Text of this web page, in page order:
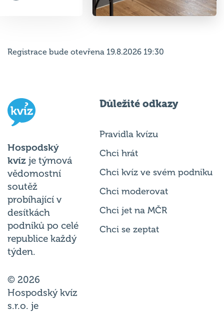
Registrace bude otevřena 19.8.2026 19:30
Hospodský
kvíz je týmová
vědomostní
soutěž
probíhající v
desítkách
podniků po celé
republice každý
týden.
© 2026
Hospodský kvíz
s.r.o. je
Důležité odkazy
Pravidla kvízu
Chci hrát
Chci kvíz ve svém podniku
Chci moderovat
Chci jet na MČR
Chci se zeptat